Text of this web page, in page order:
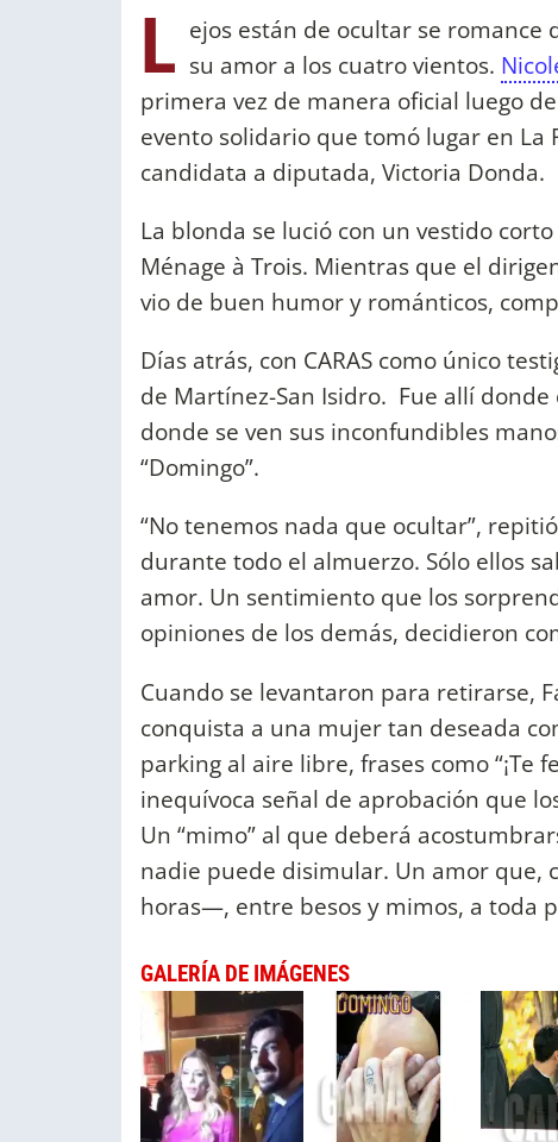
L ejos están de ocultar se romance
su amor a los cuatro vientos.
primera vez de manera oficial luego
evento solidario que tomó lugar en
candidata a diputada, Victoria Donda.
La blonda se lució con un vestido
Ménage à Trois. Mientras que el
vio de buen humor y románticos,
Días atrás, con CARAS como único
de Martínez-San Isidro. Fue allí
donde se ven sus inconfundibles
“Domingo”.
“No tenemos nada que ocultar”,
durante todo el almuerzo. Sólo ellos
amor. Un sentimiento que los
opiniones de los demás, decidieron
Cuando se levantaron para retirarse,
conquista a una mujer tan deseada
parking al aire libre, frases como “¡Te
inequívoca señal de aprobación que
Un “mimo” al que deberá
nadie puede disimular. Un amor que,
horas—, entre besos y mimos, a toda
GALERÍA DE IMÁGENES